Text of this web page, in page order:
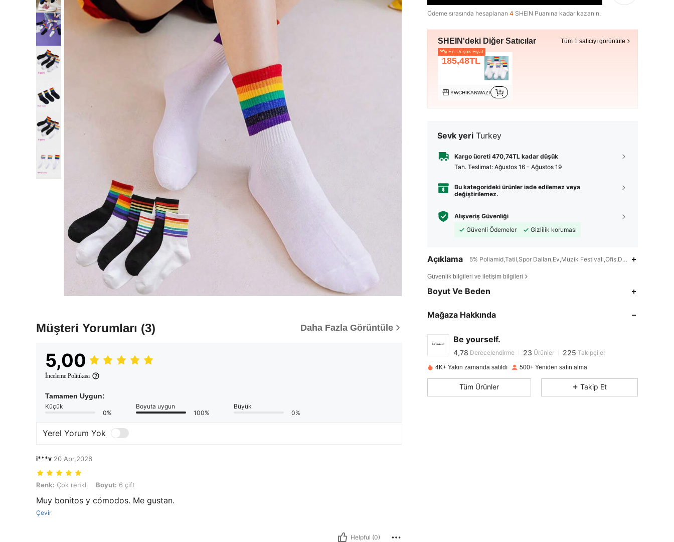
Müşteri Yorumları (3) Daha Fazla Görüntüle
5,00
İnceleme Politikası
Tamamen Uygun:
Küçük
0%
Boyuta uygun
100%
Büyük
0%
Yerel Yorum Yok
i***v 20 Apr,2026
Renk: Çok renkli, Boyut: 6 çift
Renk: Çok renkli Boyut: 6 çift
Muy bonitos y cómodos. Me gustan.
Çevir
Helpful (0)
Ödeme sırasında hesaplanan 4 SHEIN Puanına kadar kazanın.
SHEIN'deki Diğer Satıcılar Tüm 1 satıcıyı görüntüle
En Düşük Fiyat
185,48TL
YWCHIKANWAZI
Sevk yeri Turkey
Kargo ücreti 470,74TL kadar düşük
Tah. Teslimat: Ağustos 16 - Ağustos 19
Bu kategorideki ürünler iade edilemez veya
değiştirilemez.
Alışveriş Güvenliği
Güvenli Ödemeler
Gizlilik koruması
Açıklama 5% Poliamid,Tatil,Spor Dalları,Ev,Müzik Festivali,Ofis,Doğum
Güvenlik bilgileri ve iletişim bilgileri
Boyut Ve Beden
Mağaza Hakkında
Be yourself.
4,78
4,78
4,78
4,78 Derecelendirme 23 Ürünler 225 Takipçiler
1 gün önce'i takip etti
4,78 23
225
4,78
23
225
4,78
23
225
4K+ Yakın zamanda satıldı 500+ Yeniden satın alma
Tüm Ürünler Takip Et